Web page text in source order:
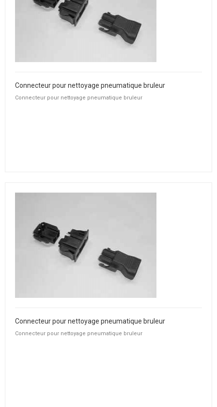
Connecteur pour nettoyage pneumatique bruleur
Connecteur pour nettoyage pneumatique bruleur
Connecteur pour nettoyage pneumatique bruleur
Connecteur pour nettoyage pneumatique bruleur